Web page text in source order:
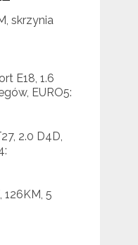
skrzynia
E18, 1.6
EURO5:
2.0 D4D,
126KM, 5